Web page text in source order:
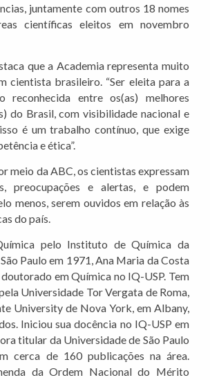
juntamente com outros 18 nomes
científicas eleitos em novembro
que a Academia representa muito
cientista brasileiro. “Ser eleita para a
entre os(as) melhores
do Brasil, com visibilidade nacional e
é um trabalho contínuo, que exige
e ética”.
meio da ABC, os cientistas expressam
preocupações e alertas, e podem
menos, serem ouvidos em relação às
do país.
pelo Instituto de Química da
Paulo em 1971, Ana Maria da Costa
em Química no IQ-USP. Tem
Universidade Tor Vergata de Roma,
University de Nova York, em Albany,
Iniciou sua docência no IQ-USP em
titular da Universidade de São Paulo
cerca de 160 publicações na área.
da Ordem Nacional do Mérito